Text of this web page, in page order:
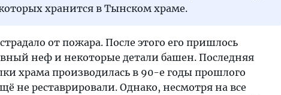
хранится в Тынском храме.
от пожара. После этого его пришлось
неф и некоторые детали башен. Последняя
храма производилась в 90-е годы прошлого
не реставрировали. Однако, несмотря на все